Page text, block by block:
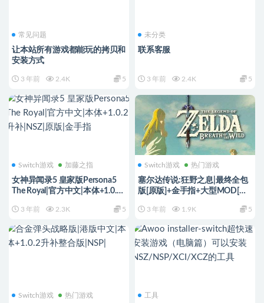
常见问题
让本站所有游戏都能玩的拷贝和
安装方式
3 年前 2.4K 5
未分类
联系客服
3 年前 2.4K 5
Switch游戏 加藤之指
女神异闻录5 皇家版Persona5
The Royal|官方中文|本体+1.0.2
3 年前 2.3K 5
Switch游戏 热门游戏
塞尔达传说:狂野之息|最终全包
版[原版]+金手指+大型MOD[史
3 年前 1.9K 5
Switch游戏 热门游戏 工具